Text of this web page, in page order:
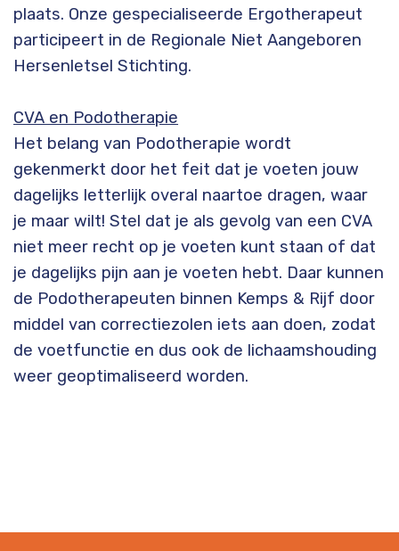
plaats. Onze gespecialiseerde Ergotherapeut
participeert in de Regionale Niet Aangeboren
Hersenletsel Stichting.
CVA en Podotherapie
Het belang van Podotherapie wordt
gekenmerkt door het feit dat je voeten jouw
dagelijks letterlijk overal naartoe dragen, waar
je maar wilt! Stel dat je als gevolg van een CVA
niet meer recht op je voeten kunt staan of dat
je dagelijks pijn aan je voeten hebt. Daar kunnen
de Podotherapeuten binnen Kemps & Rijf door
middel van correctiezolen iets aan doen, zodat
de voetfunctie en dus ook de lichaamshouding
weer geoptimaliseerd worden.